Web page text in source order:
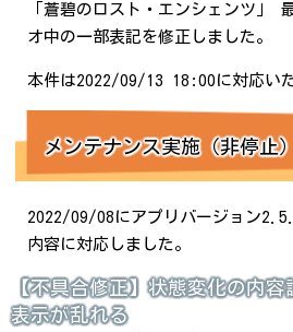
「蒼碧のロスト・エンシェンツ」
オ中の一部表記を修正しました。
本件は2022/09/13 18:00に対応いた
メンテナンス実施（非停止）
2022/09/08にアプリバージョン
内容に対応しました。
【不具合修正】状態変化の内
表示が乱れる